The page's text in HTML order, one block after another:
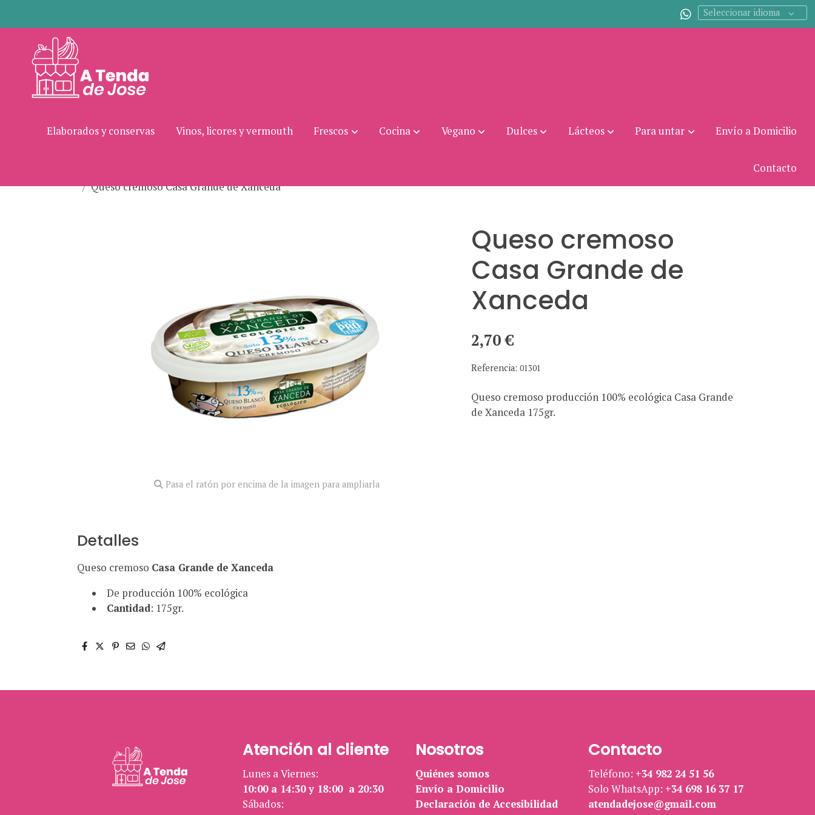
Seleccionar idioma
Elaborados y conservas Vinos, licores y vermouth Frescos Cocina Vegano Dulces Lácteos Para untar Envío a Domicilio
Contacto
Queso cremoso Casa Grande de Xanceda
Pasa el ratón por encima de la imagen para ampliarla
Detalles
Queso cremoso Casa Grande de Xanceda
De producción 100% ecológica
Cantidad: 175gr.
Queso cremoso
Casa Grande de
Xanceda
2,70 €
Referencia:01301
Queso cremoso producción 100% ecológica Casa Grande
de Xanceda 175gr.
Atención al cliente
Lunes a Viernes:
10:00 a 14:30 y 18:00 a 20:30
Sábados:
Nosotros
Quiénes somos
Envío a Domicilio
Declaración de Accesibilidad
Contacto
Teléfono: +34 982 24 51 56
Solo WhatsApp: +34 698 16 37 17
atendadejose@gmail.com